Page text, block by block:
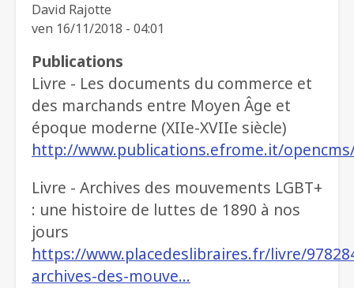
David Rajotte
ven 16/11/2018 - 04:01
Publications
Livre - Les documents du commerce et
des marchands entre Moyen Âge et
époque moderne (XIIe-XVIIe siècle)
http://www.publications.efrome.it/
Livre - Archives des mouvements LGBT+
: une histoire de luttes de 1890 à nos
jours
https://www.placedeslibraires.fr/livre/
archives-des-mouve…